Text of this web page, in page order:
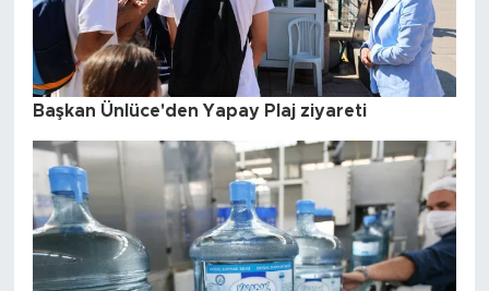
Başkan Ünlüce'den Yapay Plaj ziyareti